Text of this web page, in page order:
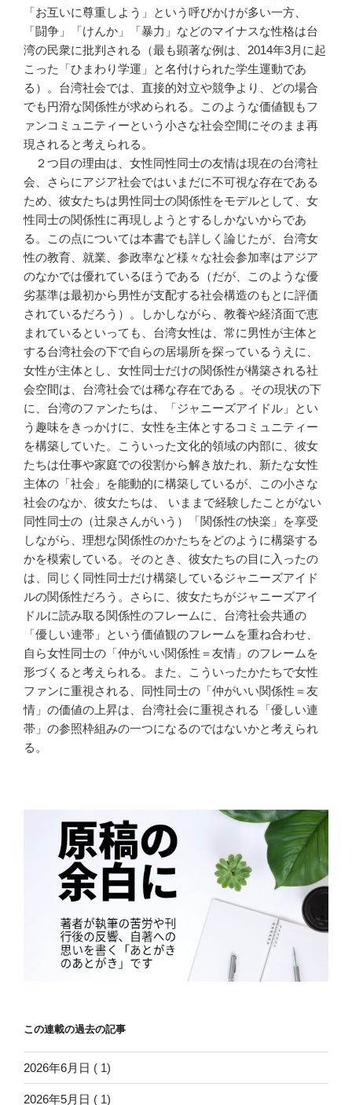
「お互いに尊重しよう」という呼びかけが多い一方、
「闘争」「けんか」「暴力」などのマイナスな性格は台
湾の民衆に批判される（最も顕著な例は、2014年3月に起
こった「ひまわり学運」と名付けられた学生運動であ
る）。台湾社会では、直接的対立や競争より、どの場合
でも円滑な関係性が求められる。このような価値観もフ
ァンコミュニティーという小さな社会空間にそのまま再
現されると考えられる。
２つ目の理由は、女性同性同士の友情は現在の台湾社
会、さらにアジア社会ではいまだに不可視な存在である
ため、彼女たちは男性同士の関係性をモデルとして、女
性同士の関係性に再現しようとするしかないからであ
る。この点については本書でも詳しく論じたが、台湾女
性の教育、就業、参政率など様々な社会参加率はアジア
のなかでは優れているほうである（だが、このような優
劣基準は最初から男性が支配する社会構造のもとに評価
されているだろう）。しかしながら、教養や経済面で恵
まれているといっても、台湾女性は、常に男性が主体と
する台湾社会の下で自らの居場所を探っているうえに、
女性が主体とし、女性同士だけの関係性が構築される社
会空間は、台湾社会では稀な存在である 。その現状の下
に、台湾のファンたちは、「ジャニーズアイドル」とい
う趣味をきっかけに、女性を主体とするコミュニティー
を構築していた。こういった文化的領域の内部に、彼女
たちは仕事や家庭での役割から解き放たれ、新たな女性
主体の「社会」を能動的に構築しているが、この小さな
社会のなか、彼女たちは、 いままで経験したことがない
同性同士の（辻泉さんがいう）「関係性の快楽」を享受
しながら、理想な関係性のかたちをどのように構築する
かを模索している。そのとき、彼女たちの目に入ったの
は、同じく同性同士だけ構築しているジャニーズアイド
ルの関係性だろう。さらに、彼女たちがジャニーズアイ
ドルに読み取る関係性のフレームに、台湾社会共通の
「優しい連帯」という価値観のフレームを重ね合わせ、
自ら女性同士の「仲がいい関係性＝友情」のフレームを
形づくると考えられる。また、こういったかたちで女性
ファンに重視される、同性同士の「仲がいい関係性＝友
情」の価値の上昇は、台湾社会に重視される「優しい連
帯」の参照枠組みの一つになるのではないかと考えられ
る。
この連載の過去の記事
2026年6月日 ( 1)
2026年5月日 ( 1)